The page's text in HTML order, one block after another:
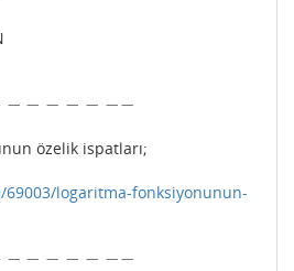
− − − − − −−
özelik ispatları;
logaritma-fonksiyonunun-
− − − − − −−